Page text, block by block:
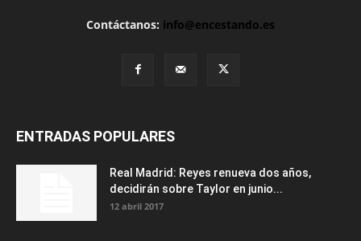
Contáctanos: info@encestando.es
ENTRADAS POPULARES
Real Madrid: Reyes renueva dos años,
decidirán sobre Taylor en junio...
12 abril 2017